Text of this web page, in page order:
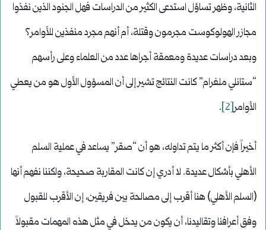
الثانية، وظهر تساؤل استدعى الكثير من الدراسات فهل الجنود الذين نفذوا
مجازر الهولوكوست مجرمون وقتلة، أم أنهم مجرد منفذين للأوامر؟
وبعد دراسات عديدة ومعمقة أجراها عدد من العلماء وعلى رأسهم
“ستانلي ملغرام” كانت النتائج تشير إلى أن المسؤول الأول هو من يعطي
الأوامر[2]
.
أخيراً فإن أكثر ما يتم تداوله، هو أن “صقر” يساعد في عملية السلم
الأهلي بأشكال عديدة. لا أدري إن كانت المقاربة صحيحة، ولكننا نفهم أنها
(السلم الأهلي) هنا أقرب إلى مصالحة بين فريقين، إن الأقرب للقبول
وفق أعرافنا وتقاليدنا، أن يكون من يدخل في مثل هذه المهمات مقبولاً